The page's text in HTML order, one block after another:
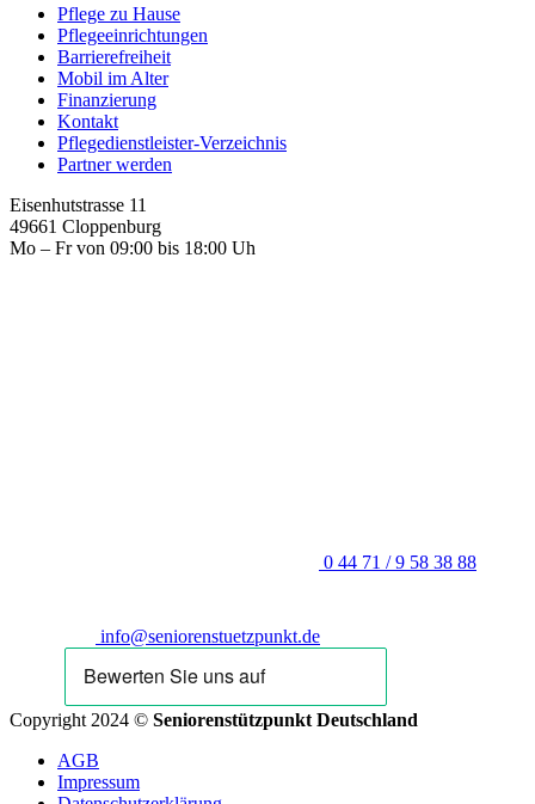
Pflege zu Hause
Pflegeeinrichtungen
Barrierefreiheit
Mobil im Alter
Finanzierung
Kontakt
Pflegedienstleister-Verzeichnis
Partner werden
Eisenhutstrasse 11
49661 Cloppenburg
Mo – Fr von 09:00 bis 18:00 Uh
0 44 71 / 9 58 38 88
info@seniorenstuetzpunkt.de
Copyright 2024 © Seniorenstützpunkt Deutschland
AGB
Impressum